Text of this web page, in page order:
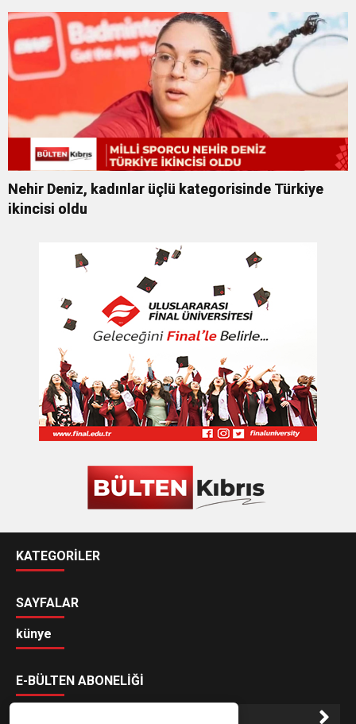
Nehir Deniz, kadınlar üçlü kategorisinde Türkiye
ikincisi oldu
KATEGORİLER
SAYFALAR
künye
E-BÜLTEN ABONELİĞİ